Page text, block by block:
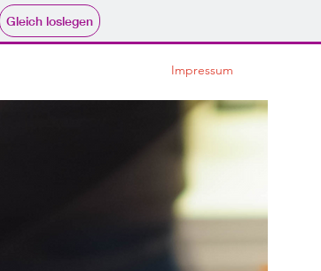
Gleich loslegen
Impressum